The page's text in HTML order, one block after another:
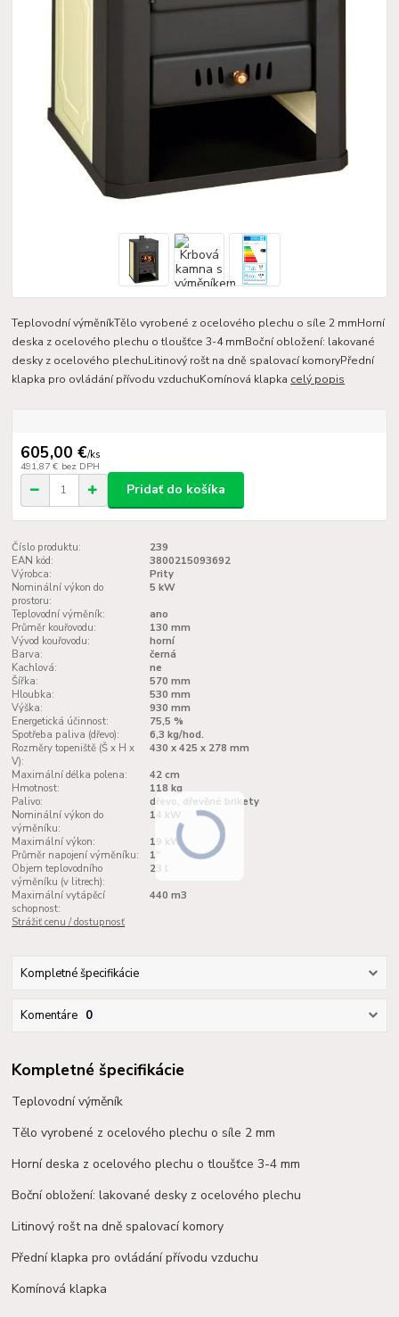
Teplovodní výměníkTělo vyrobené z ocelového plechu o síle 2 mmHorní
deska z ocelového plechu o tloušťce 3-4 mmBoční obložení: lakované
desky z ocelového plechuLitinový rošt na dně spalovací komoryPřední
klapka pro ovládání přívodu vzduchuKomínová klapka celý popis
605,00 €/ks
491,87 € bez DPH
Pridať do košíka
Číslo produktu:
239
EAN kód:
3800215093692
Výrobca:
Prity
Nominální výkon do
prostoru:
5 kW
Teplovodní výměník:
ano
Průměr kouřovodu:
130 mm
Vývod kouřovodu:
horní
Barva:
černá
Kachlová:
ne
Šířka:
570 mm
Hloubka:
530 mm
Výška:
930 mm
Energetická účinnost:
75,5 %
Spotřeba paliva (dřevo):
6,3 kg/hod.
Rozměry topeniště (Š x H x
V):
430 x 425 x 278 mm
Maximální délka polena:
42 cm
Hmotnost:
118 kg
Palivo:
dřevo, dřevěné brikety
Nominální výkon do
výměníku:
14 kW
Maximální výkon:
19 kW
Průměr napojení výměníku:
1"
Objem teplovodního
výměníku (v litrech):
23 l
Maximální vytápěcí
schopnost:
440 m3
Strážiť cenu / dostupnosť
Kompletné špecifikácie
Komentáre 0
Kompletné špecifikácie
Teplovodní výměník
Tělo vyrobené z ocelového plechu o síle 2 mm
Horní deska z ocelového plechu o tloušťce 3-4 mm
Boční obložení: lakované desky z ocelového plechu
Litinový rošt na dně spalovací komory
Přední klapka pro ovládání přívodu vzduchu
Komínová klapka